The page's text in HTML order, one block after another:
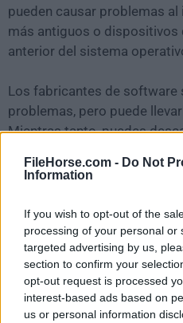
FileHorse.com - Do Not
Information
If you wish to opt-out of the
processing of your personal or
targeted advertising by us,
section to confirm your
opt-out request is processed
interest-based ads based on
us or personal information
pueden causar problemas
más antiguos o dispositivos
anterior del sistema
Los fabricantes de software
problemas, pero puede
Mientras tanto, puedes
reciente de Vivaldi (64-bit)o
simplemente hazclic aquí .
Todas las versiones
sitio web son
disponibles para su